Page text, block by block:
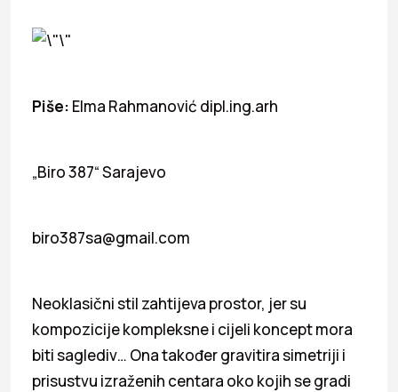
Piše: Elma Rahmanović dipl.ing.arh
„Biro 387“ Sarajevo
biro387sa@gmail.com
Neoklasični stil zahtijeva prostor, jer su
kompozicije kompleksne i cijeli koncept mora
biti saglediv… Ona također gravitira simetriji i
prisustvu izraženih centara oko kojih se gradi